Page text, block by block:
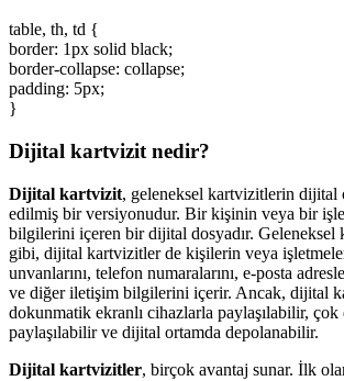
table, th, td {
border: 1px solid black;
border-collapse: collapse;
padding: 5px;
}
Dijital kartvizit nedir?
Dijital kartvizit, geleneksel kartvizitlerin dijital
edilmiş bir versiyonudur. Bir kişinin veya bir
bilgilerini içeren bir dijital dosyadır. Geleneksel
gibi, dijital kartvizitler de kişilerin veya
unvanlarını, telefon numaralarını, e-posta
ve diğer iletişim bilgilerini içerir. Ancak, dijital
dokunmatik ekranlı cihazlarla paylaşılabilir,
paylaşılabilir ve dijital ortamda depolanabilir.
Dijital kartvizitler, birçok avantaj sunar. İlk